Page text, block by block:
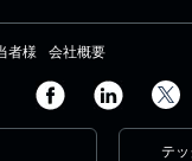
者様 会社概要
テ